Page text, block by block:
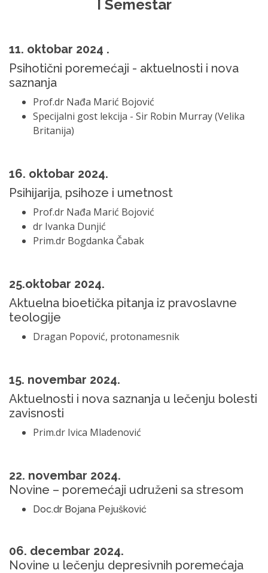
I Semestar
11. oktobar 2024 .
Psihotični poremećaji - aktuelnosti i nova
saznanja
Prof.dr Nađa Marić Bojović
Specijalni gost lekcija - Sir Robin Murray (Velika
Britanija)
16. oktobar 2024.
Psihijarija, psihoze i umetnost
Prof.dr Nađa Marić Bojović
dr Ivanka Dunjić
Prim.dr Bogdanka Čabak
25.oktobar 2024.
Aktuelna bioetička pitanja iz pravoslavne
teologije
Dragan Popović, protonamesnik
15. novembar 2024.
Aktuelnosti i nova saznanja u lečenju bolesti
zavisnosti
Prim.dr Ivica Mladenović
22. novembar 2024.
Novine – poremećaji udruženi sa stresom
Doc.dr Bojana Pejušković
06. decembar 2024.
Novine u lečenju depresivnih poremećaja